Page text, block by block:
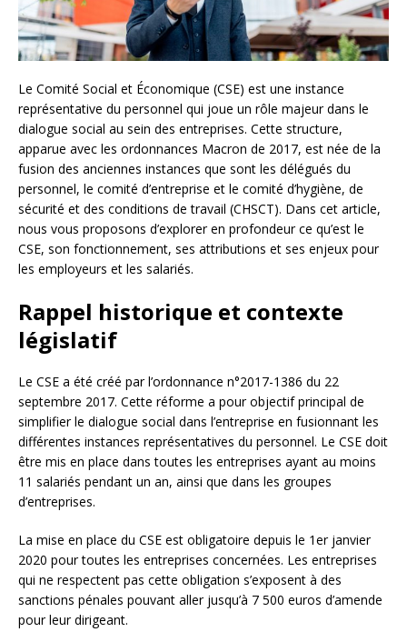
Le Comité Social et Économique (CSE) est une instance
représentative du personnel qui joue un rôle majeur dans le
dialogue social au sein des entreprises. Cette structure,
apparue avec les ordonnances Macron de 2017, est née de la
fusion des anciennes instances que sont les délégués du
personnel, le comité d’entreprise et le comité d’hygiène, de
sécurité et des conditions de travail (CHSCT). Dans cet article,
nous vous proposons d’explorer en profondeur ce qu’est le
CSE, son fonctionnement, ses attributions et ses enjeux pour
les employeurs et les salariés.
Rappel historique et contexte
législatif
Le CSE a été créé par l’ordonnance n°2017-1386 du 22
septembre 2017. Cette réforme a pour objectif principal de
simplifier le dialogue social dans l’entreprise en fusionnant les
différentes instances représentatives du personnel. Le CSE doit
être mis en place dans toutes les entreprises ayant au moins
11 salariés pendant un an, ainsi que dans les groupes
d’entreprises.
La mise en place du CSE est obligatoire depuis le 1er janvier
2020 pour toutes les entreprises concernées. Les entreprises
qui ne respectent pas cette obligation s’exposent à des
sanctions pénales pouvant aller jusqu’à 7 500 euros d’amende
pour leur dirigeant.